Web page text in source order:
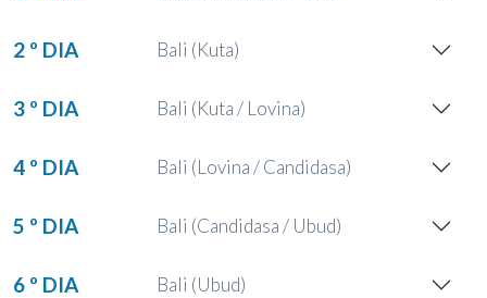
2 º DIA Bali (Kuta)
3 º DIA Bali (Kuta / Lovina)
4 º DIA Bali (Lovina / Candidasa)
5 º DIA Bali (Candidasa / Ubud)
6 º DIA Bali (Ubud)